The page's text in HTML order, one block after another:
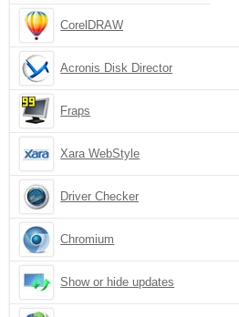
CorelDRAW
Acronis Disk Director
Fraps
Xara WebStyle
Driver Checker
Chromium
Show or hide updates